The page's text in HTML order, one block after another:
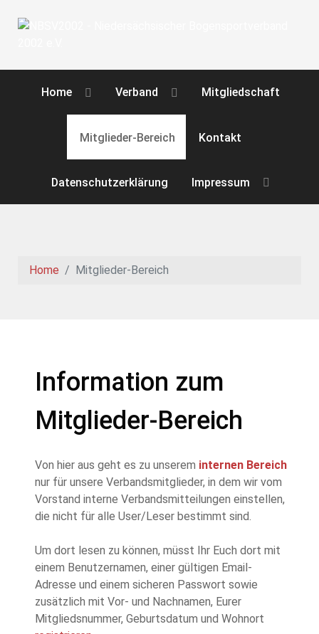
Home Verband Mitgliedschaft
Mitglieder-Bereich Kontakt
Datenschutzerklärung Impressum
Home Mitglieder-Bereich
Information zum
Mitglieder-Bereich
Von hier aus geht es zu unserem internen Bereich
nur für unsere Verbandsmitglieder, in dem wir vom
Vorstand interne Verbandsmitteilungen einstellen,
die nicht für alle User/Leser bestimmt sind.
Um dort lesen zu können, müsst Ihr Euch dort mit
einem Benutzernamen, einer gültigen Email-
Adresse und einem sicheren Passwort sowie
zusätzlich mit Vor- und Nachnamen, Eurer
Mitgliedsnummer, Geburtsdatum und Wohnort